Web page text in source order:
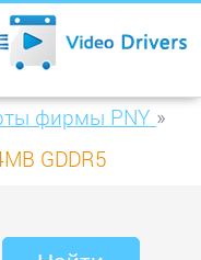
фирмы PNY »
GDDR5